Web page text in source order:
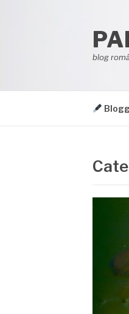
blog